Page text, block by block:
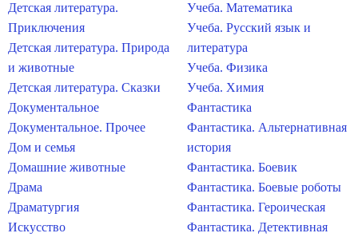
Детская литература.
Приключения
Детская литература. Природа
и животные
Детская литература. Сказки
Документальное
Документальное. Прочее
Дом и семья
Домашние животные
Драма
Драматургия
Искусство
Учеба. Математика
Учеба. Русский язык и
литература
Учеба. Физика
Учеба. Химия
Фантастика
Фантастика. Альтернативная
история
Фантастика. Боевик
Фантастика. Боевые роботы
Фантастика. Героическая
Фантастика. Детективная